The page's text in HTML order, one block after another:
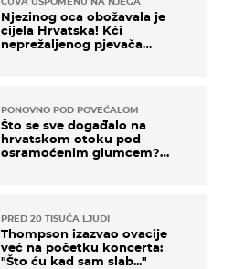
Njezinog oca obožavala je
cijela Hrvatska! Kći
neprežaljenog pjevača
PONOVNO POD POVEĆALOM
Što se sve događalo na
hrvatskom otoku pod
osramoćenim glumcem?
PRED 20 TISUĆA LJUDI
Thompson izazvao ovacije
već na početku koncerta:
"Što ću kad sam slab..."